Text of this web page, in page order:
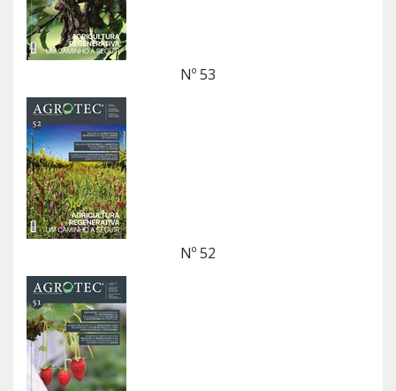
Nº 53
Nº 52